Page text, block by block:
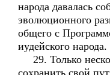
народа давалась
эволюционного
общего с
иудейского народа.
29. Только
сохранить свой